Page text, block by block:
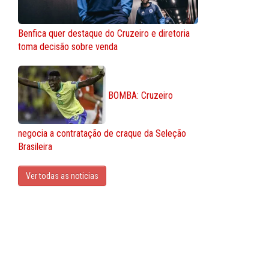
Benfica quer destaque do Cruzeiro e diretoria
toma decisão sobre venda
BOMBA: Cruzeiro
negocia a contratação de craque da Seleção
Brasileira
Ver todas as noticias